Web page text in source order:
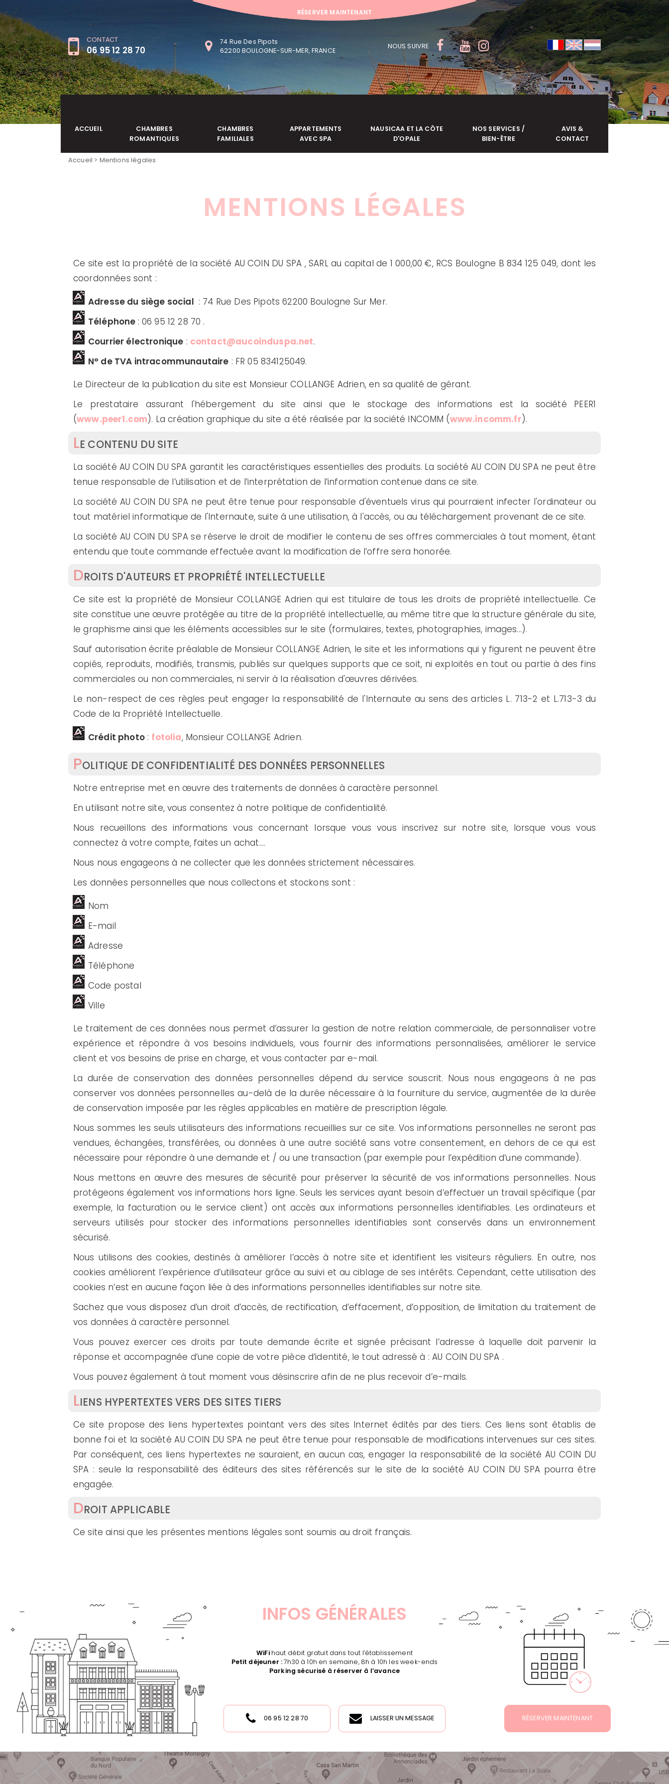
RÉSERVER MAINTENANT
RÉSERVER MAINTENANT
CONTACT
06 95 12 28 70
74 Rue Des Pipots
62200 BOULOGNE-SUR-MER, FRANCE
NOUS SUIVRE
ACCUEIL
CHAMBRES
ROMANTIQUES
CHAMBRES
FAMILIALES
APPARTEMENTS
AVEC SPA
NAUSICAA ET LA CÔTE
D'OPALE
NOS SERVICES /
BIEN-ÊTRE
AVIS &
CONTACT
Accueil > Mentions légales
MENTIONS LÉGALES
Ce site est la propriété de la société AU COIN DU SPA , SARL au capital de 1 000,00 €, RCS Boulogne B 834 125 049, dont les
coordonnées sont :
Adresse du siège social : 74 Rue Des Pipots 62200 Boulogne Sur Mer.
Téléphone : 06 95 12 28 70 .
Courrier électronique : contact@aucoinduspa.net.
N° de TVA intracommunautaire : FR 05 834125049.
Le Directeur de la publication du site est Monsieur COLLANGE Adrien, en sa qualité de gérant.
Le prestataire assurant l'hébergement du site ainsi que le stockage des informations est la société PEER1
(www.peer1.com). La création graphique du site a été réalisée par la société INCOMM (www.incomm.fr).
LE CONTENU DU SITE
La société AU COIN DU SPA garantit les caractéristiques essentielles des produits. La société AU COIN DU SPA ne peut être
tenue responsable de l’utilisation et de l’interprétation de l’information contenue dans ce site.
La société AU COIN DU SPA ne peut être tenue pour responsable d'éventuels virus qui pourraient infecter l'ordinateur ou
tout matériel informatique de l'Internaute, suite à une utilisation, à l'accès, ou au téléchargement provenant de ce site.
La société AU COIN DU SPA se réserve le droit de modifier le contenu de ses offres commerciales à tout moment, étant
entendu que toute commande effectuée avant la modification de l’offre sera honorée.
DROITS D'AUTEURS ET PROPRIÉTÉ INTELLECTUELLE
Ce site est la propriété de Monsieur COLLANGE Adrien qui est titulaire de tous les droits de propriété intellectuelle. Ce
site constitue une œuvre protégée au titre de la propriété intellectuelle, au même titre que la structure générale du site,
le graphisme ainsi que les éléments accessibles sur le site (formulaires, textes, photographies, images...).
Sauf autorisation écrite préalable de Monsieur COLLANGE Adrien, le site et les informations qui y figurent ne peuvent être
copiés, reproduits, modifiés, transmis, publiés sur quelques supports que ce soit, ni exploités en tout ou partie à des fins
commerciales ou non commerciales, ni servir à la réalisation d'œuvres dérivées.
Le non-respect de ces règles peut engager la responsabilité de l'Internaute au sens des articles L. 713-2 et L.713-3 du
Code de la Propriété Intellectuelle.
Crédit photo: fotolia, Monsieur COLLANGE Adrien.
POLITIQUE DE CONFIDENTIALITÉ DES DONNÉES PERSONNELLES
Notre entreprise met en œuvre des traitements de données à caractère personnel.
En utilisant notre site, vous consentez à notre politique de confidentialité.
Nous recueillons des informations vous concernant lorsque vous vous inscrivez sur notre site, lorsque vous vous
connectez à votre compte, faites un achat….
Nous nous engageons à ne collecter que les données strictement nécessaires.
Les données personnelles que nous collectons et stockons sont :
Nom
E-mail
Adresse
Téléphone
Code postal
Ville
Le traitement de ces données nous permet d’assurer la gestion de notre relation commerciale, de personnaliser votre
expérience et répondre à vos besoins individuels, vous fournir des informations personnalisées, améliorer le service
client et vos besoins de prise en charge, et vous contacter par e-mail.
La durée de conservation des données personnelles dépend du service souscrit. Nous nous engageons à ne pas
conserver vos données personnelles au-delà de la durée nécessaire à la fourniture du service, augmentée de la durée
de conservation imposée par les règles applicables en matière de prescription légale.
Nous sommes les seuls utilisateurs des informations recueillies sur ce site. Vos informations personnelles ne seront pas
vendues, échangées, transférées, ou données à une autre société sans votre consentement, en dehors de ce qui est
nécessaire pour répondre à une demande et / ou une transaction (par exemple pour l’expédition d’une commande).
Nous mettons en œuvre des mesures de sécurité pour préserver la sécurité de vos informations personnelles. Nous
protégeons également vos informations hors ligne. Seuls les services ayant besoin d’effectuer un travail spécifique (par
exemple, la facturation ou le service client) ont accès aux informations personnelles identifiables. Les ordinateurs et
serveurs utilisés pour stocker des informations personnelles identifiables sont conservés dans un environnement
sécurisé.
Nous utilisons des cookies, destinés à améliorer l’accès à notre site et identifient les visiteurs réguliers. En outre, nos
cookies améliorent l’expérience d’utilisateur grâce au suivi et au ciblage de ses intérêts. Cependant, cette utilisation des
cookies n’est en aucune façon liée à des informations personnelles identifiables sur notre site.
Sachez que vous disposez d’un droit d’accès, de rectification, d’effacement, d’opposition, de limitation du traitement de
vos données à caractère personnel.
Vous pouvez exercer ces droits par toute demande écrite et signée précisant l’adresse à laquelle doit parvenir la
réponse et accompagnée d’une copie de votre pièce d’identité, le tout adressé à : AU COIN DU SPA .
Vous pouvez également à tout moment vous désinscrire afin de ne plus recevoir d’e-mails.
LIENS HYPERTEXTES VERS DES SITES TIERS
Ce site propose des liens hypertextes pointant vers des sites Internet édités par des tiers. Ces liens sont établis de
bonne foi et la société AU COIN DU SPA ne peut être tenue pour responsable de modifications intervenues sur ces sites.
Par conséquent, ces liens hypertextes ne sauraient, en aucun cas, engager la responsabilité de la société AU COIN DU
SPA : seule la responsabilité des éditeurs des sites référencés sur le site de la société AU COIN DU SPA pourra être
engagée.
DROIT APPLICABLE
Ce site ainsi que les présentes mentions légales sont soumis au droit français.
INFOS GÉNÉRALES
WiFi haut débit gratuit dans tout l’établissement
Petit déjeuner :7h30 à 10h en semaine, 8h à 10h les week-ends
Parking sécurisé à réserver à l’avance
06 95 12 28 70 LAISSER UN MESSAGE RÉSERVER MAINTENANT